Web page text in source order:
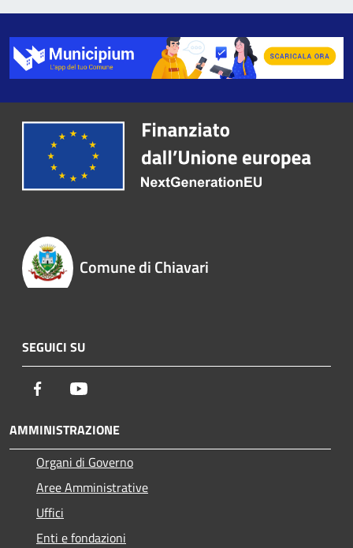
Comune di Chiavari
SEGUICI SU
Facebook
AMMINISTRAZIONE
Organi di Governo
Aree Amministrative
Uffici
Enti e fondazioni